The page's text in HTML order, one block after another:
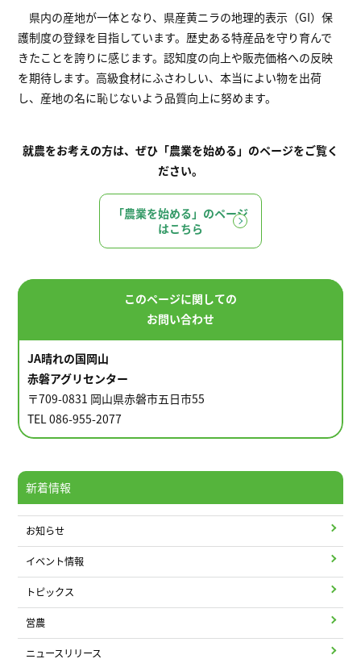
県内の産地が一体となり、県産黄ニラの地理的表示（GI）保
護制度の登録を目指しています。歴史ある特産品を守り育んで
きたことを誇りに感じます。認知度の向上や販売価格への反映
を期待します。高級食材にふさわしい、本当によい物を出荷
し、産地の名に恥じないよう品質向上に努めます。
就農をお考えの方は、ぜひ「農業を始める」のページをご覧く
ださい。
「農業を始める」のページ
はこちら
このページに関しての
お問い合わせ
JA晴れの国岡山
赤磐アグリセンター
〒709-0831 岡山県赤磐市五日市55
TEL 086-955-2077
新着情報
お知らせ
イベント情報
トピックス
営農
ニュースリリース